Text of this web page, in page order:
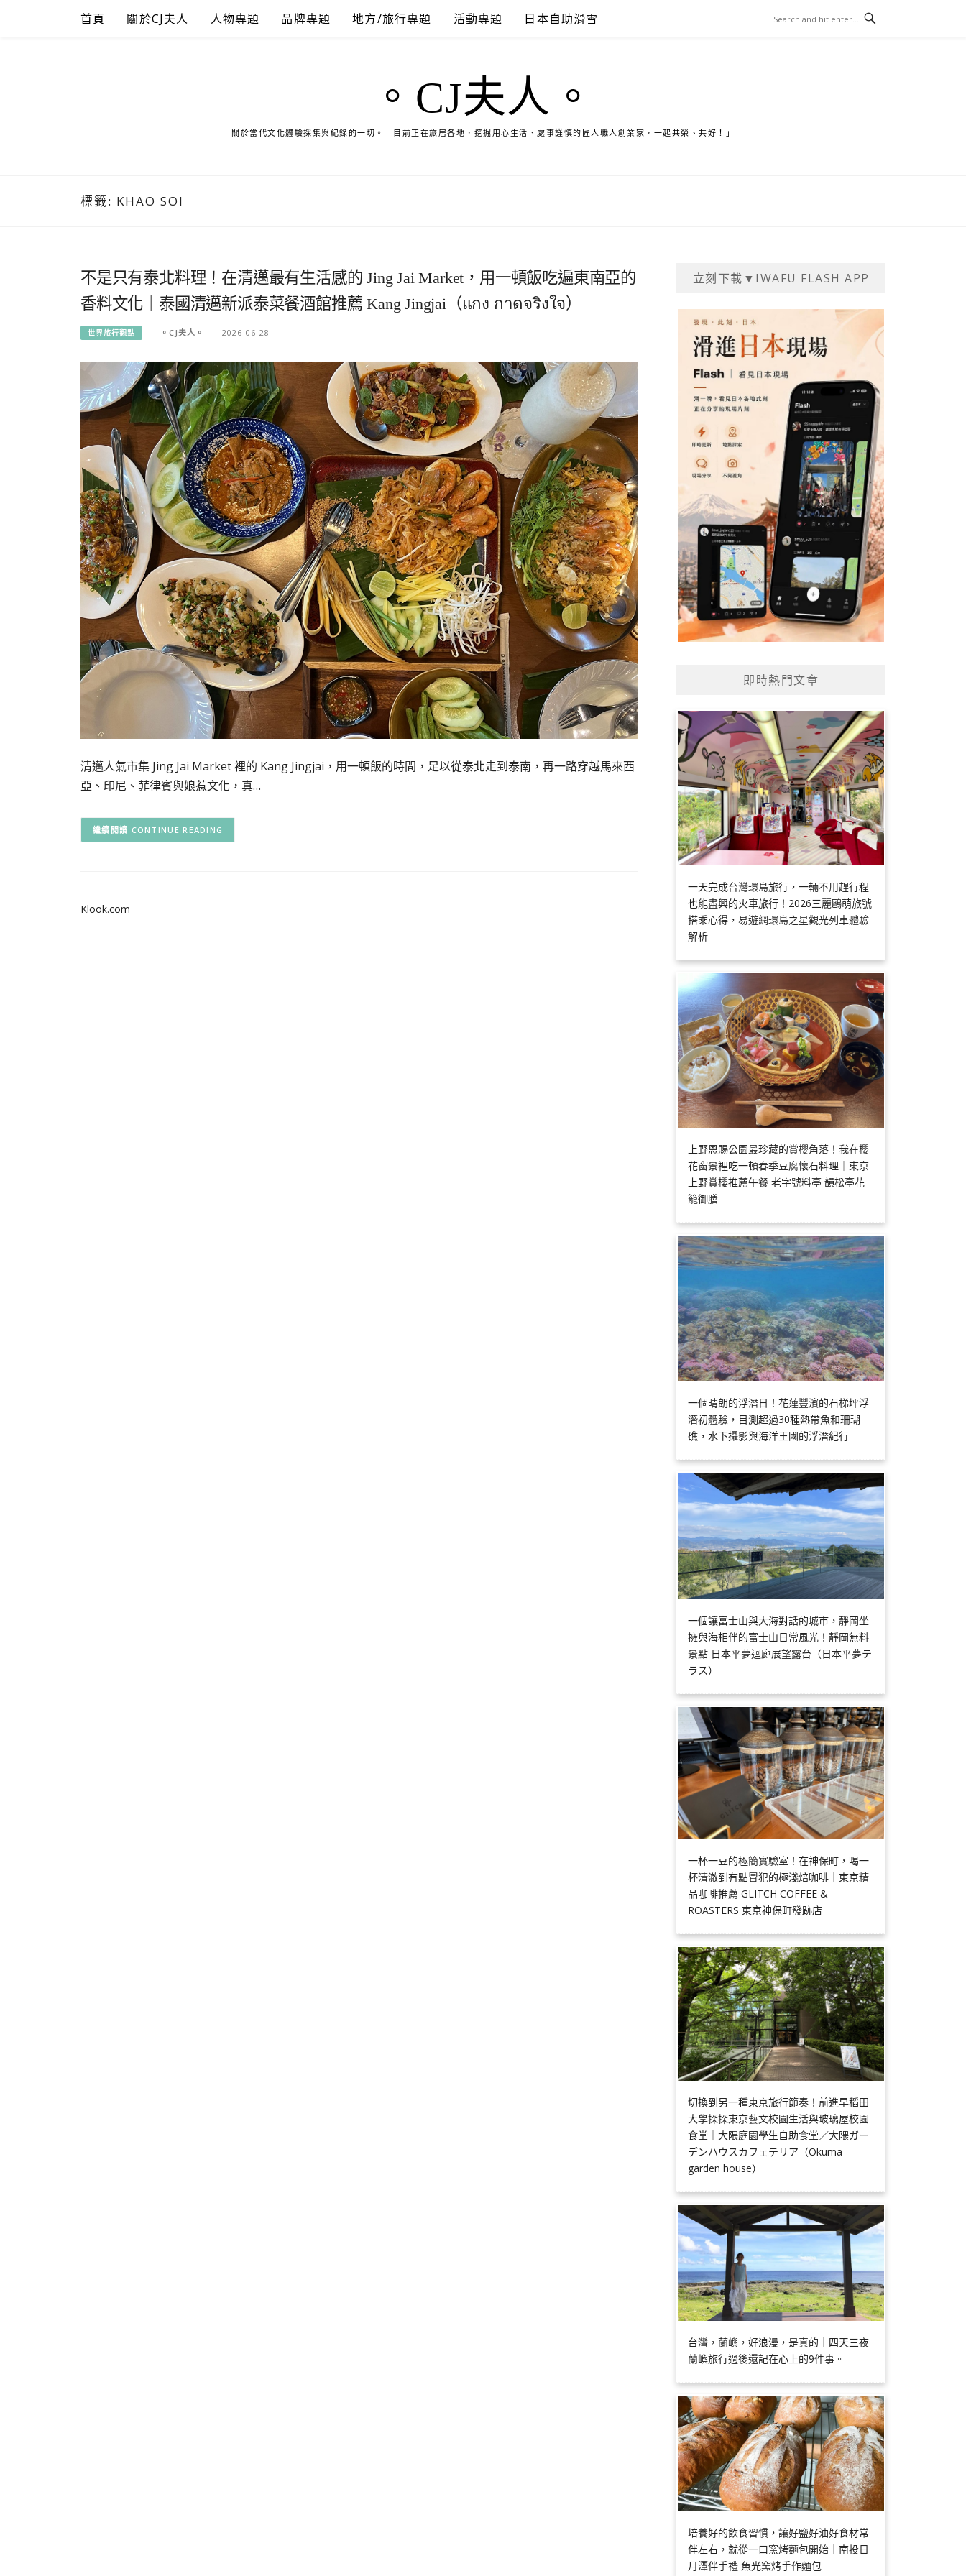
首頁 關於CJ夫人 人物專題 品牌專題 地方/旅行專題 活動專題 日本自助滑雪
。CJ夫人。
關於當代文化體驗採集與紀錄的一切。「目前正在旅居各地，挖掘用心生活、處事謹慎的匠人職人創業家，一起共榮、共好！」
標籤: KHAO SOI
不是只有泰北料理！在清邁最有生活感的 Jing Jai Market，用一頓飯吃遍東南亞的
香料文化｜泰國清邁新派泰菜餐酒館推薦 Kang Jingjai（แกง กาดจริงใจ）
世界旅行觀點 。CJ夫人。 2026-06-28
清邁人氣市集 Jing Jai Market 裡的 Kang Jingjai，用一頓飯的時間，足以從泰北走到泰南，再一路穿越馬來西
亞、印尼、菲律賓與娘惹文化，真…
CONTINUE READING
立刻下載▼IWAFU FLASH APP
即時熱門文章
一天完成台灣環島旅行，一輛不用趕行程
也能盡興的火車旅行！2026三麗鷗萌旅號
搭乘心得，易遊網環島之星觀光列車體驗
解析
上野恩賜公園最珍藏的賞櫻角落！我在櫻
花窗景裡吃一頓春季豆腐懷石料理｜東京
上野賞櫻推薦午餐 老字號料亭 韻松亭花
籠御膳
一個晴朗的浮潛日！花蓮豐濱的石梯坪浮
潛初體驗，目測超過30種熱帶魚和珊瑚
礁，水下攝影與海洋王國的浮潛紀行
一個讓富士山與大海對話的城市，靜岡坐
擁與海相伴的富士山日常風光！靜岡無料
景點 日本平夢迴廊展望露台（日本平夢テ
ラス）
一杯一豆的極簡實驗室！在神保町，喝一
杯清澈到有點冒犯的極淺焙咖啡｜東京精
品咖啡推薦 GLITCH COFFEE &
ROASTERS 東京神保町發跡店
切換到另一種東京旅行節奏！前進早稻田
大學探探東京藝文校園生活與玻璃屋校園
食堂｜大隈庭園學生自助食堂／大隈ガー
デンハウスカフェテリア（Okuma
garden house）
台灣，蘭嶼，好浪漫，是真的｜四天三夜
蘭嶼旅行過後還記在心上的9件事。
培養好的飲食習慣，讓好鹽好油好食材常
伴左右，就從一口窯烤麵包開始｜南投日
月潭伴手禮 魚光窯烤手作麵包
Klook.com